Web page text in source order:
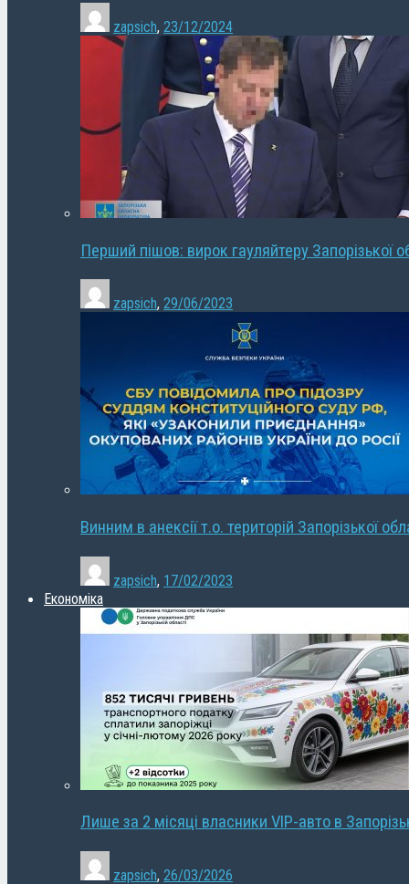
zapsich, 23/12/2024
Перший пішов: вирок гауляйтеру Запорізької
zapsich, 29/06/2023
Винним в анексії т.о. територій Запорізької
zapsich, 17/02/2023
Економіка
Лише за 2 місяці власники VIP-авто в
zapsich, 26/03/2026